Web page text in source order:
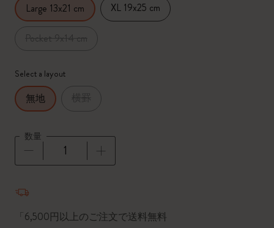
Large 13x21 cm XL 19x25 cm
Select a layout
無地
数量
「6,500円以上のご注文で送料無料